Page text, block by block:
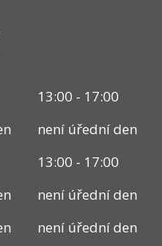
13:00 - 17:00
není úřední den
13:00 - 17:00
není úřední den
není úřední den